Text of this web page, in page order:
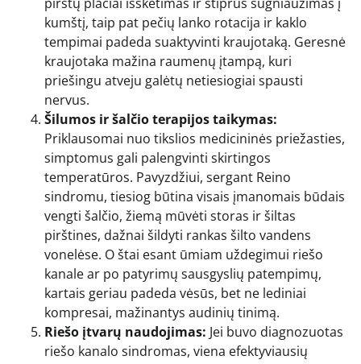
kumštį, taip pat pečių lanko rotacija ir kaklo
tempimai padeda suaktyvinti kraujotaką. Geresnė
kraujotaka mažina raumenų įtampą, kuri
priešingu atveju galėtų netiesiogiai spausti
nervus.
Šilumos ir šalčio terapijos taikymas:
Priklausomai nuo tikslios medicininės priežasties,
simptomus gali palengvinti skirtingos
temperatūros. Pavyzdžiui, sergant Reino
sindromu, tiesiog būtina visais įmanomais būdais
vengti šalčio, žiemą mūvėti storas ir šiltas
pirštines, dažnai šildyti rankas šilto vandens
vonelėse. O štai esant ūmiam uždegimui riešo
kanale ar po patyrimų sausgyslių patempimų,
kartais geriau padeda vėsūs, bet ne lediniai
kompresai, mažinantys audinių tinimą.
Riešo įtvarų naudojimas: Jei buvo diagnozuotas
riešo kanalo sindromas, viena efektyviausių